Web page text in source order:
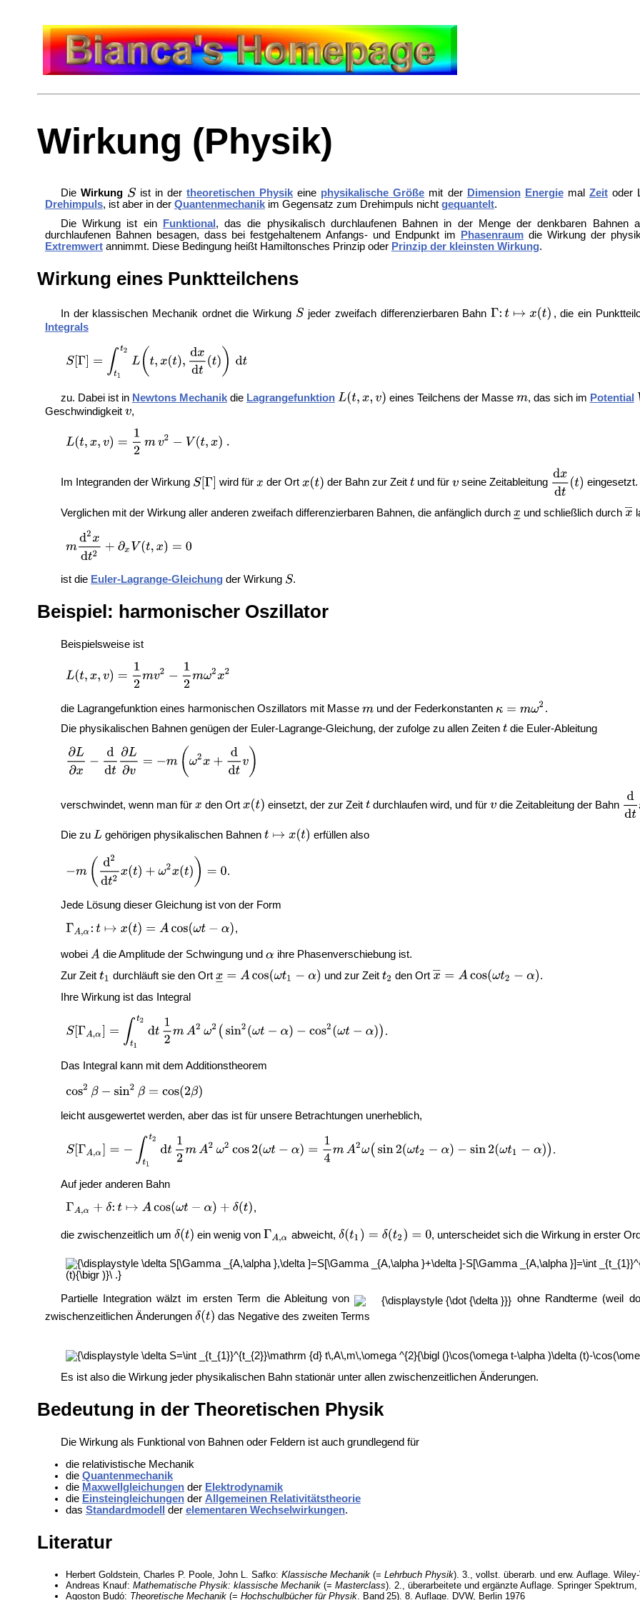
Wirkung (Physik)
Die Wirkung ist in der theoretischen Physik eine physikalische Größe mit der Dimension Energiemal Zeitoder
Drehimpuls, ist aber in der Quantenmechanikim Gegensatz zum Drehimpuls nicht gequantelt.
Die Wirkung ist ein
Funktional , das die physikalisch durchlaufenen Bahnen in der Menge der denkbaren Bahnen
durchlaufenen Bahnen besagen, dass bei festgehaltenem Anfangs- und Endpunkt im
Phasenraumdie Wirkung der
Extremwertannimmt. Diese Bedingung heißt Hamiltonsches Prinzip oder Prinzip der kleinsten Wirkung.
Wirkung eines Punktteilchens
In der klassischen Mechanik ordnet die Wirkung jeder zweifach differenzierbaren Bahn
, die ein
Integrals
zu. Dabei ist in Newtons Mechanikdie Lagrangefunktion eines Teilchens der Masse , das sich im Potential
Geschwindigkeit
,
Im Integranden der Wirkung wird für der Ort der Bahn zur Zeit und für seine Zeitableitung
Verglichen mit der Wirkung aller anderen zweifach differenzierbaren Bahnen, die anfänglich durch und schließlich durch
ist die Euler-Lagrange-Gleichungder Wirkung .
Beispiel: harmonischer Oszillator
Beispielsweise ist
die Lagrangefunktion eines harmonischen Oszillators mit Masse und der Federkonstanten
.
Die physikalischen Bahnen genügen der Euler-Lagrange-Gleichung, der zufolge zu allen Zeiten
die Euler-Ableitung
verschwindet, wenn man für den Ort einsetzt, der zur Zeit durchlaufen wird, und für die Zeitableitung der Bahn
Die zu gehörigen physikalischen Bahnen erfüllen also
.
Jede Lösung dieser Gleichung ist von der Form
,
wobei die Amplitude der Schwingung und
ihre Phasenverschiebung ist.
Zur Zeit
durchläuft sie den Ort und zur Zeit den Ort
.
Ihre Wirkung ist das Integral
.
Das Integral kann mit dem Additionstheorem
leicht ausgewertet werden, aber das ist für unsere Betrachtungen unerheblich,
.
Auf jeder anderen Bahn
,
die zwischenzeitlich um ein wenig von abweicht, , unterscheidet sich die Wirkung in erster
Partielle Integration wälzt im ersten Term die Ableitung von
ohne Randterme (weil
zwischenzeitlichen Änderungen
das Negative des zweiten Terms
Es ist also die Wirkung jeder physikalischen Bahn stationär unter allen zwischenzeitlichen Änderungen.
Bedeutung in der Theoretischen Physik
Die Wirkung als Funktional von Bahnen oder Feldern ist auch grundlegend für
die relativistische Mechanik
die Quantenmechanik
die Maxwellgleichungender Elektrodynamik
die Einsteingleichungender Allgemeinen Relativitätstheorie
das Standardmodell der elementaren Wechselwirkungen.
Literatur
Herbert Goldstein, Charles P. Poole, John L. Safko: Klassische Mechanik(= Lehrbuch Physik). 3., vollst. überarb. und erw. Auflage.
Andreas Knauf: Mathematische Physik: klassische Mechanik(= Masterclass). 2., überarbeitete und ergänzte Auflage. Springer
Agoston Budó: Theoretische Mechanik(= Hochschulbücher für Physik. Band 25). 8. Auflage. DVW, Berlin 1976